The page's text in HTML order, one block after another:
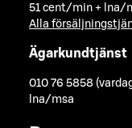
51 cent/min + lna/
Alla
Ägarkundtjänst
010 76 5858
lna/msa